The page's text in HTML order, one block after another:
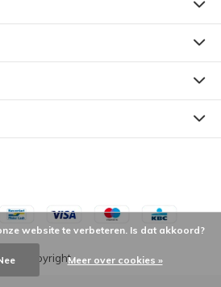
© Copyright
website te verbeteren. Is dat akkoord?
Meer over cookies »